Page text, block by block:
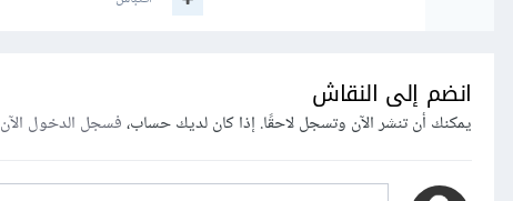
انضم إلى النقاش
يمكنك أن تنشر الآن وتسجل لاحقًا. إذا كان لديك حساب،فسجل الدخول الآن